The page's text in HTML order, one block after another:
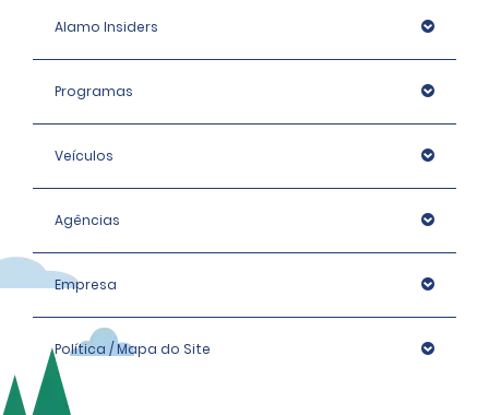
customerservice@ehiglobal.dk
Alamo Insiders
Programas
Veículos
Agências
Empresa
Política / Mapa do Site